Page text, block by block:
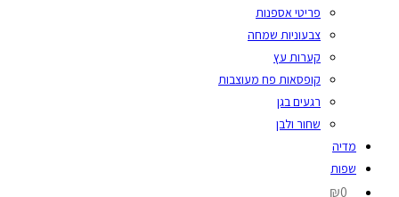
פריטי אספנות
צבעוניות שמחה
קערות עץ
קופסאות פח מעוצבות
רגעים בגן
שחור ולבן
מדיה
שפות
₪0